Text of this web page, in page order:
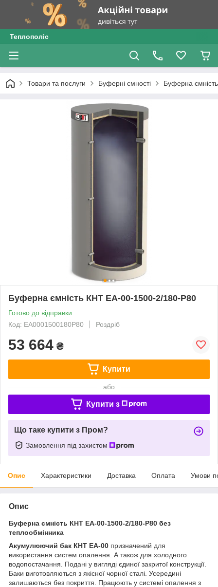
Теплополіс
Товари та послуги Буферні ємності Буферна
Буферна ємність КНТ ЕА-00-1500-2/180-P80
Готово до відправки
Код: ЕА0001500180P80
Роздріб
53 664 ₴
Купити
або
Купити з
Що таке купити з Пром?
Замовлення під захистом
Опис Характеристики Доставка Оплата Умови
Опис
Буферна ємність КНТ ЕА-00-1500-2/180-P80 без
теплообмінника
Акумулюючий бак КНТ ЕА-00 призначений для
використання систем опалення. А також для холодного
водопостачання. Подані у вигляді єдиної закритої конструкції.
Баки виготовляються з якісної чорної сталі. Усередині
залишаються без покриття. Працюють у системі опалення з